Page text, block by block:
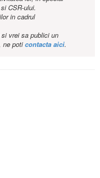
CSR-ului.
in cadrul
vrei sa publici un
ne poticontacta aici.